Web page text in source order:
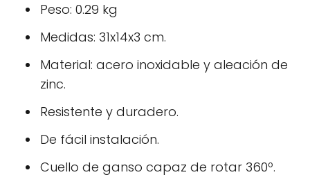
Peso: 0.29 kg
Medidas: 31x14x3 cm.
Material: acero inoxidable y aleación de
zinc.
Resistente y duradero.
De fácil instalación.
Cuello de ganso capaz de rotar 360º.